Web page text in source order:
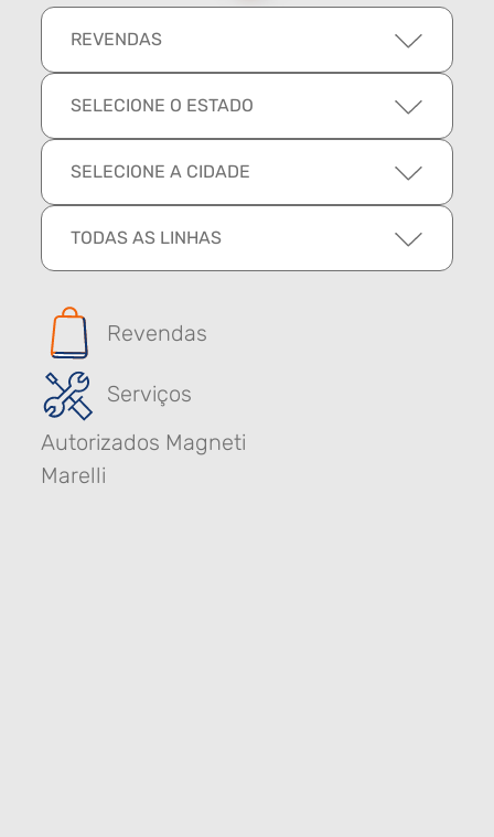
REVENDAS
SELECIONE O ESTADO
SELECIONE A CIDADE
TODAS AS LINHAS
Revendas
Serviços
Autorizados Magneti
Marelli